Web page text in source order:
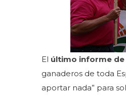
El último informe de
ganaderos de toda
aportar nada” para